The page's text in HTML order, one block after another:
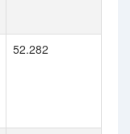
52.282